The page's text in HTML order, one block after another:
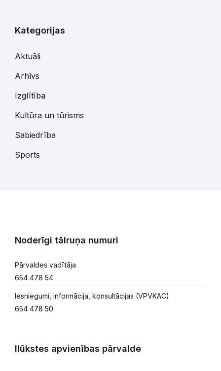
Kategorijas
Aktuāli
Arhīvs
Izglītība
Kultūra un tūrisms
Sabiedrība
Sports
Noderīgi tālruņa numuri
Pārvaldes vadītāja
654 478 54
Iesniegumi, informācija, konsultācijas (VPVKAC)
654 478 50
Ilūkstes apvienības pārvalde